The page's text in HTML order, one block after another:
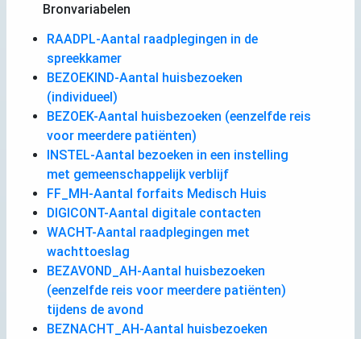
Bronvariabelen
RAADPL-Aantal raadplegingen in de
spreekkamer
BEZOEKIND-Aantal huisbezoeken
(individueel)
BEZOEK-Aantal huisbezoeken (eenzelfde reis
voor meerdere patiënten)
INSTEL-Aantal bezoeken in een instelling
met gemeenschappelijk verblijf
FF_MH-Aantal forfaits Medisch Huis
DIGICONT-Aantal digitale contacten
WACHT-Aantal raadplegingen met
wachttoeslag
BEZAVOND_AH-Aantal huisbezoeken
(eenzelfde reis voor meerdere patiënten)
tijdens de avond
BEZNACHT_AH-Aantal huisbezoeken